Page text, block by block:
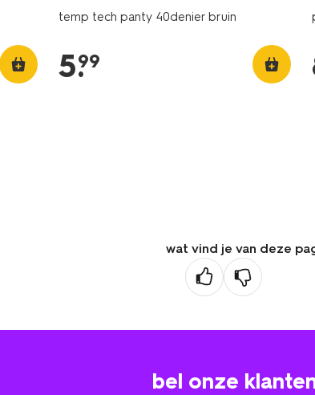
temp tech panty 40denier bruin
5.
99
wat vind je van deze
bel onze